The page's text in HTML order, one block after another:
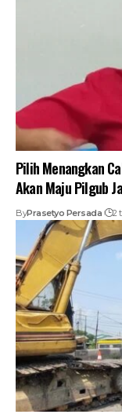
Pilih Menangkan
Akan Maju Pilgub
ByPrasetyo Persada 2